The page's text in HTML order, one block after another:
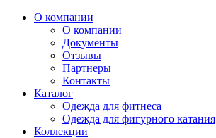
О компании
О компании
Документы
Отзывы
Партнеры
Контакты
Каталог
Одежда для фитнеса
Одежда для фигурного катания
Коллекции